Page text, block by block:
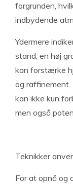
forgrunden,
indbydende
Ydermere
stand, en høj
kan forstærke
og
kan ikke kun
men også
Teknikker
For at opnå og